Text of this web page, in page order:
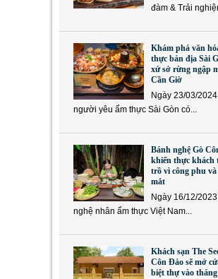
đàm & Trải
Khám phá văn
thực bản địa Sài
xứ sở rừng ngập
Cần Giờ
Ngày 23/03/
người yêu ẩm thực Sài Gòn có...
Bánh nghệ Gò
khiến thực khách
trồ vì công phu và
mắt
Ngày 16/12/
nghệ nhân ẩm thực Việt Nam...
Khách sạn The
Côn Đảo sẽ mở
biệt thự vào tháng